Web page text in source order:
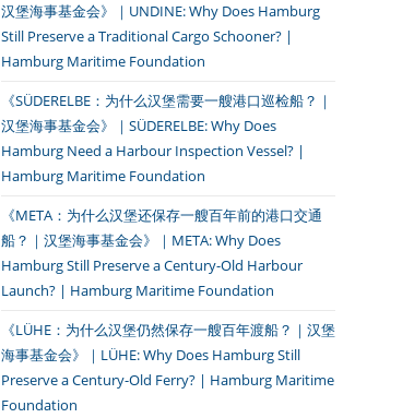
汉堡海事基金会》｜UNDINE: Why Does Hamburg
Still Preserve a Traditional Cargo Schooner? |
Hamburg Maritime Foundation
《SÜDERELBE：为什么汉堡需要一艘港口巡检船？｜
汉堡海事基金会》｜SÜDERELBE: Why Does
Hamburg Need a Harbour Inspection Vessel? |
Hamburg Maritime Foundation
《META：为什么汉堡还保存一艘百年前的港口交通
船？｜汉堡海事基金会》｜META: Why Does
Hamburg Still Preserve a Century-Old Harbour
Launch? | Hamburg Maritime Foundation
《LÜHE：为什么汉堡仍然保存一艘百年渡船？｜汉堡
海事基金会》｜LÜHE: Why Does Hamburg Still
Preserve a Century-Old Ferry? | Hamburg Maritime
Foundation